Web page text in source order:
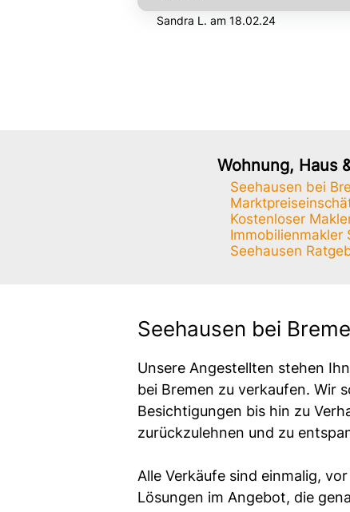
Sandra L. am 18.02.24
Wohnung, Haus
Seehausen bei
Kostenloser
Immobilienmakler
Seehausen
Seehausen bei
Unsere Angestellten stehen
bei Bremen zu verkaufen. Wir
Besichtigungen bis hin zu
zurückzulehnen und zu
Alle Verkäufe sind einmalig,
Lösungen im Angebot, die